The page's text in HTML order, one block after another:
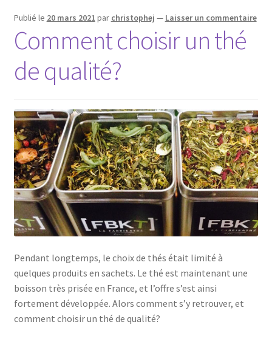
Soft drinks
Thés et cafés
Le sucré
Cadeaux
Publié le 20 mars 2021 par christophej — Laisser un commentaire
Comment choisir un thé
de qualité?
Pendant longtemps, le choix de thés était limité à
quelques produits en sachets. Le thé est maintenant une
boisson très prisée en France, et l’offre s’est ainsi
fortement développée. Alors comment s’y retrouver, et
comment choisir un thé de qualité?